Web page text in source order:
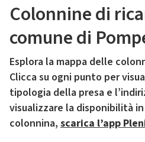
Colonnine di
comune di
Esplora la mappa delle
Clicca su ogni punto per
tipologia della presa e
visualizzare la disponibilità
colonnina, scarica l’app